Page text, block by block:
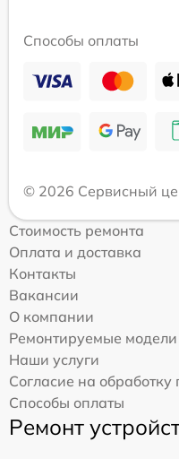
Способы оплаты
© 2026 Сервисный
Стоимость ремонта
Оплата и доставка
Контакты
Вакансии
О компании
Ремонтируемые модели
Наши услуги
Согласие на
Способы оплаты
Ремонт